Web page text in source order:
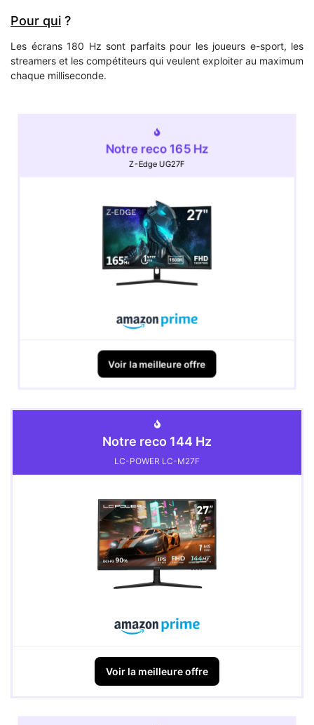
Pour qui ?
Les écrans 180 Hz sont parfaits pour les joueurs e-sport, les
streamers et les compétiteurs qui veulent exploiter au maximum
chaque milliseconde.
Notre reco 165 Hz
Z-Edge UG27F
Voir la meilleure offre
Notre reco 144 Hz
LC-POWER LC-M27F
Voir la meilleure offre